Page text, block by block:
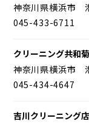
神奈川県横浜市
045-433-6711
クリーニング共和
神奈川県横浜市
045-434-4647
吉川クリーニング店